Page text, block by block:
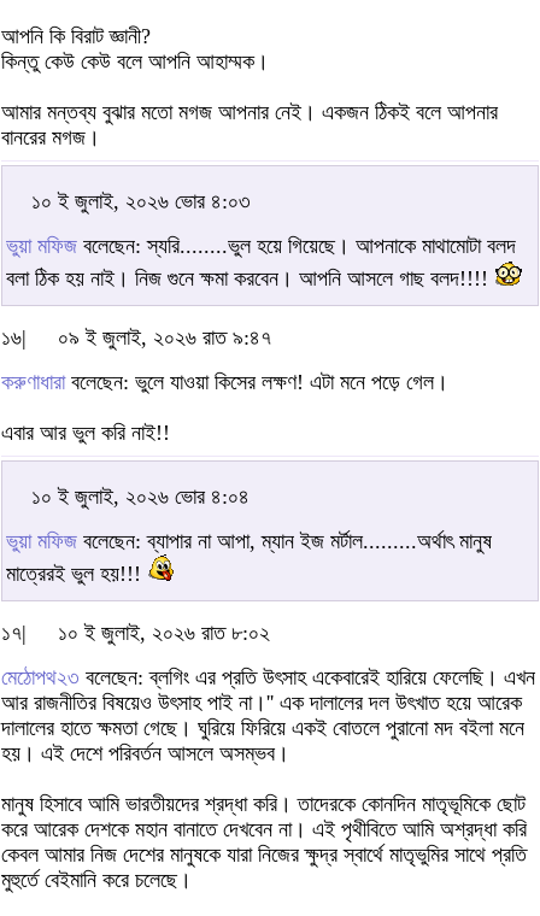
আপনি কি বিরাট জ্ঞানী?
কিন্তু কেউ কেউ বলে আপনি আহাম্মক।
আমার মন্তব্য বুঝার মতো মগজ আপনার নেই। একজন ঠিকই বলে আপনার
বানরের মগজ।
১০ ই জুলাই, ২০২৬ ভোর ৪:০৩
ভুয়া মফিজ বলেছেন: স্যরি........ভুল হয়ে গিয়েছে। আপনাকে মাথামোটা বলদ
বলা ঠিক হয় নাই। নিজ গুনে ক্ষমা করবেন। আপনি আসলে গাছ বলদ!!!!
১৬|
০৯ ই জুলাই, ২০২৬ রাত ৯:৪৭
করুণাধারাবলেছেন: ভুলে যাওয়া কিসের লক্ষণ! এটা মনে পড়ে গেল।
এবার আর ভুল করি নাই!!
১০ ই জুলাই, ২০২৬ ভোর ৪:০৪
ভুয়া মফিজ বলেছেন: ব্যাপার না আপা, ম্যান ইজ মর্টাল.........অর্থাৎ মানুষ
মাত্রেরই ভুল হয়!!!
১৭|
১০ ই জুলাই, ২০২৬ রাত ৮:০২
মেঠোপথ২৩ বলেছেন: ব্লগিং এর প্রতি উৎসাহ একেবারেই হারিয়ে ফেলেছি। এখন
আর রাজনীতির বিষয়েও উৎসাহ পাই না।'' এক দালালের দল উৎখাত হয়ে আরেক
দালালের হাতে ক্ষমতা গেছে। ঘুরিয়ে ফিরিয়ে একই বোতলে পুরানো মদ বইলা মনে
হয়। এই দেশে পরিবর্তন আসলে অসম্ভব।
মানুষ হিসাবে আমি ভারতীয়দের শ্রদ্ধা করি। তাদেরকে কোনদিন মাতৃভূমিকে ছোট
করে আরেক দেশকে মহান বানাতে দেখবেন না। এই পৃথীবিতে আমি অশ্রদ্ধা করি
কেবল আমার নিজ দেশের মানুষকে যারা নিজের ক্ষুদ্র স্বার্থে মাতৃভুমির সাথে প্রতি
মুহুর্তে বেইমানি করে চলেছে।